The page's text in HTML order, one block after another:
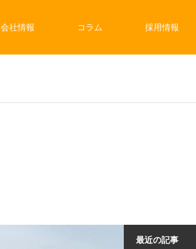
会社情報 コラム 採用情報
最近の記事